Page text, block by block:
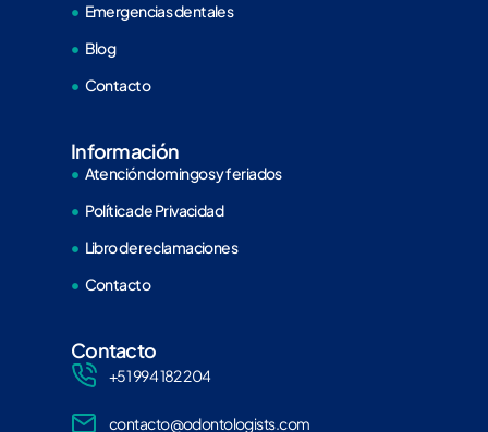
Emergencias dentales
Blog
Contacto
Información
Atención domingos y feriados
Política de Privacidad
Libro de reclamaciones
Contacto
Contacto
+51 994 182 204
contacto@odontologists.com